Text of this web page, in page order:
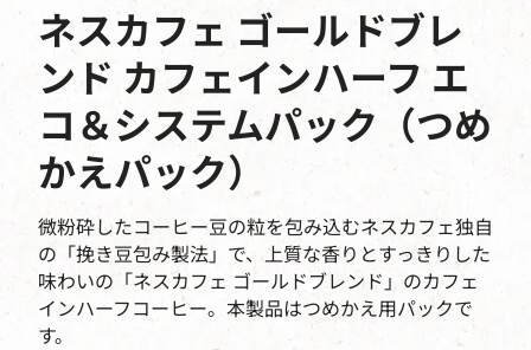
ネスカフェ ゴールドブレ
ンド カフェインハーフ エ
コ＆システムパック（つめ
かえパック）
微粉砕したコーヒー豆の粒を包み込むネスカフェ独自
の「挽き豆包み製法」で、上質な香りとすっきりした
味わいの「ネスカフェ ゴールドブレンド」のカフェ
インハーフコーヒー。本製品はつめかえ用パックで
す。